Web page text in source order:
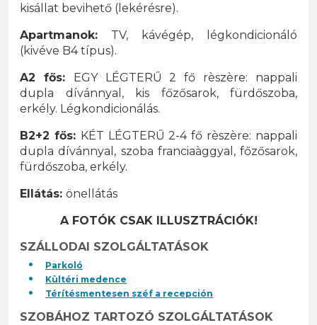
kisállat bevihető (lekérésre).
Apartmanok: TV, kávégép, légkondicionáló
(kivéve B4 típus).
A2 fős: EGY LÉGTERŰ 2 fő rèszère: nappali
dupla dívánnyal, kis főzősarok, fürdőszoba,
erkély. Légkondicionálás.
B2+2 fős: KÉT LÉGTERŰ 2-4 fő rèszère: nappali
dupla dívánnyal, szoba franciaàggyal, főzősarok,
fürdőszoba, erkély.
Ellátás: önellátás
A FOTÓK CSAK ILLUSZTRÁCIÓK!
SZÁLLODAI SZOLGÁLTATÁSOK
Parkoló
Kültéri medence
Térítésmentesen széf a recepción
SZOBÁHOZ TARTOZÓ SZOLGÁLTATÁSOK